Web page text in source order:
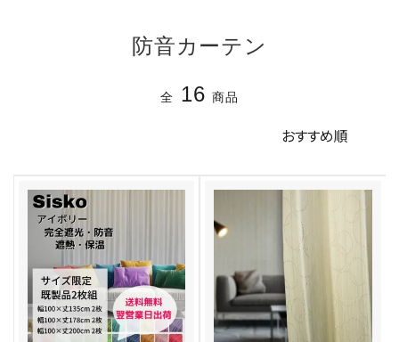
防音カーテン
全 16 商品